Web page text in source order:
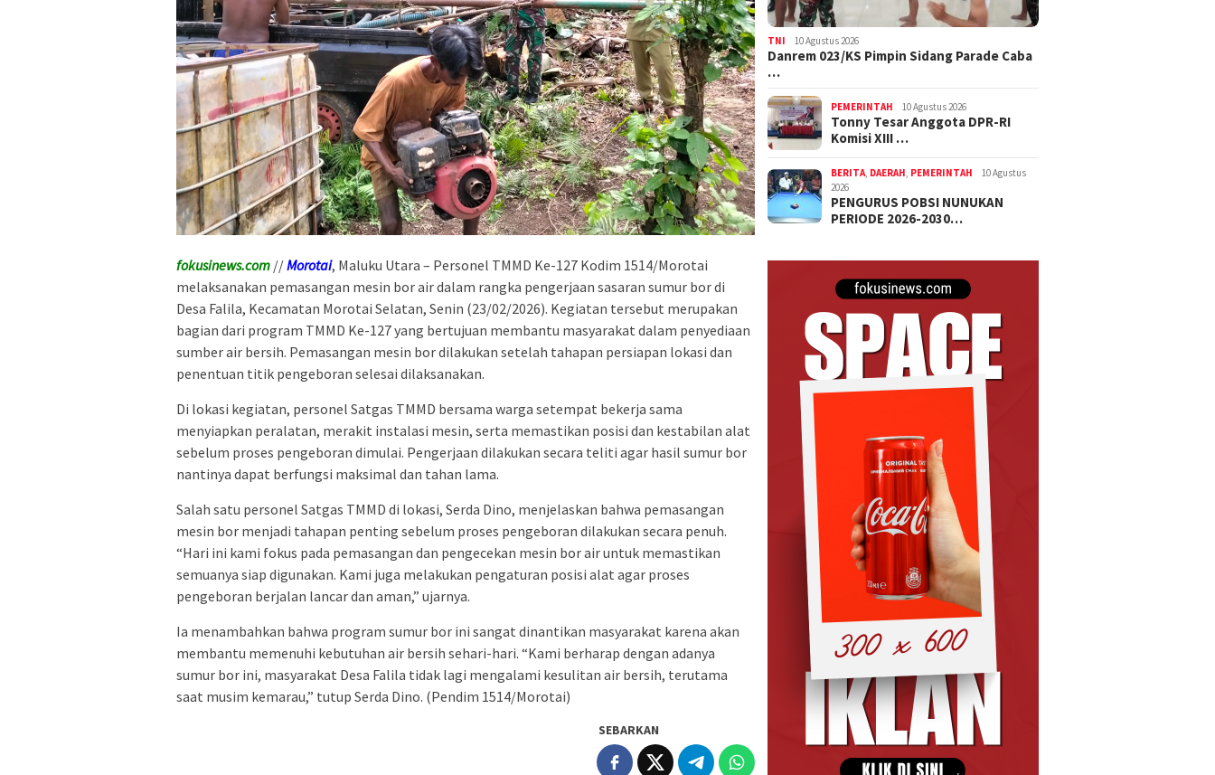
fokusinews.com //Morotai, Maluku Utara – Personel TMMD Ke-127 Kodim 1514/Morotai
melaksanakan pemasangan mesin bor air dalam rangka pengerjaan sasaran sumur bor di
Desa Falila, Kecamatan Morotai Selatan, Senin (23/02/2026). Kegiatan tersebut merupakan
bagian dari program TMMD Ke-127 yang bertujuan membantu masyarakat dalam penyediaan
sumber air bersih. Pemasangan mesin bor dilakukan setelah tahapan persiapan lokasi dan
penentuan titik pengeboran selesai dilaksanakan.
Di lokasi kegiatan, personel Satgas TMMD bersama warga setempat bekerja sama
menyiapkan peralatan, merakit instalasi mesin, serta memastikan posisi dan kestabilan alat
sebelum proses pengeboran dimulai. Pengerjaan dilakukan secara teliti agar hasil sumur bor
nantinya dapat berfungsi maksimal dan tahan lama.
Salah satu personel Satgas TMMD di lokasi, Serda Dino, menjelaskan bahwa pemasangan
mesin bor menjadi tahapan penting sebelum proses pengeboran dilakukan secara penuh.
“Hari ini kami fokus pada pemasangan dan pengecekan mesin bor air untuk memastikan
semuanya siap digunakan. Kami juga melakukan pengaturan posisi alat agar proses
pengeboran berjalan lancar dan aman,” ujarnya.
Ia menambahkan bahwa program sumur bor ini sangat dinantikan masyarakat karena akan
membantu memenuhi kebutuhan air bersih sehari-hari. “Kami berharap dengan adanya
sumur bor ini, masyarakat Desa Falila tidak lagi mengalami kesulitan air bersih, terutama
saat musim kemarau,” tutup Serda Dino. (Pendim 1514/Morotai)
SEBARKAN
TNI 10 Agustus 2026
Danrem 023/KS Pimpin Sidang Parade Caba
…
PEMERINTAH 10 Agustus 2026
Tonny Tesar Anggota DPR-RI
Komisi XIII …
BERITA, DAERAH, PEMERINTAH
10 Agustus
2026
PENGURUS POBSI NUNUKAN
PERIODE 2026-2030…